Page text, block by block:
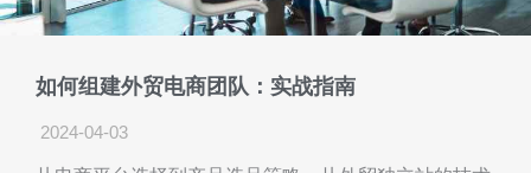
如何组建外贸电商团队：实战指南
2024-04-03